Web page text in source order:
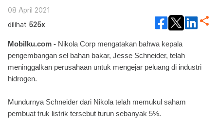
08 April 2021
dilihat 525x
Mobilku.com - Nikola Corp mengatakan bahwa kepala
pengembangan sel bahan bakar, Jesse Schneider, telah
meninggalkan perusahaan untuk mengejar peluang di industri
hidrogen.
Mundurnya Schneider dari Nikola telah memukul saham
pembuat truk listrik tersebut turun sebanyak 5%.